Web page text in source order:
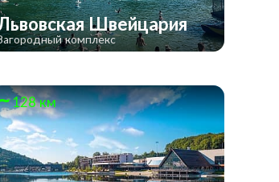
Швейцария
комплекс
128 км